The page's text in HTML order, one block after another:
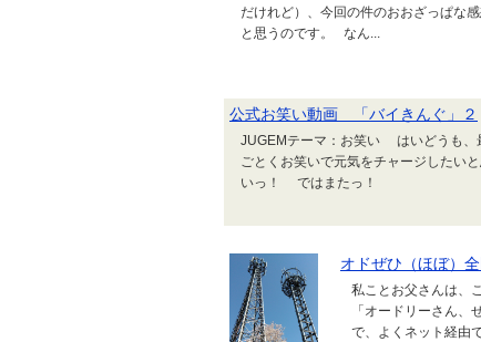
だけれど）、今回の件のおおざっぱな
と思うのです。 なん...
公式お笑い動画 「バイきんぐ」２
JUGEMテーマ：お笑い はいどうも
ごとくお笑いで元気をチャージした
いっ！ ではまたっ！
オドぜひ（ほぼ）
私ことお父さんは、
「オードリーさん
で、よくネット経由